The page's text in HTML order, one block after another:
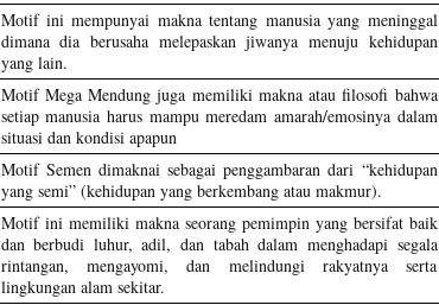
Motif ini mempunyai makna tentang manusia yang meninggal
dimana dia berusaha melepaskan jiwanya menuju kehidupan
yang lain.
Motif Mega Mendung juga memiliki makna atau filosofi bahwa
setiap manusia harus mampu meredam amarah/emosinya dalam
situasi dan kondisi apapun
Motif Semen dimaknai sebagai penggambaran dari “kehidupan
yang semi” (kehidupan yang berkembang atau makmur).
Motif ini memiliki makna seorang pemimpin yang bersifat baik
dan berbudi luhur, adil, dan tabah dalam menghadapi segala
rintangan, mengayomi, dan melindungi rakyatnya serta
lingkungan alam sekitar.